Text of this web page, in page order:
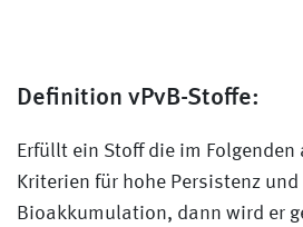
Definition vPvB-Stoffe:
Erfüllt ein Stoff die im Folgenden
Kriterien für hohe Persistenz und
Bioakkumulation, dann wird er